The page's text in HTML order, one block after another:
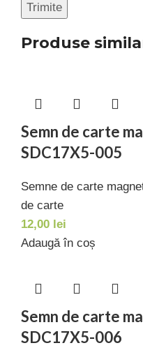
Produse
Semn de carte
SDC17X5-005
Semne de carte
de carte
12,00 lei
Adaugă în coș
Semn de carte
SDC17X5-006